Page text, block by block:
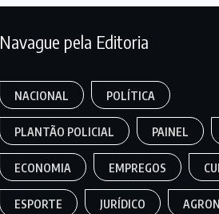
Navague pela Editoria
NACIONAL POLÍTICA
PLANTÃO POLICIAL PAINEL
ECONOMIA EMPREGOS
ESPORTE JURÍDICO